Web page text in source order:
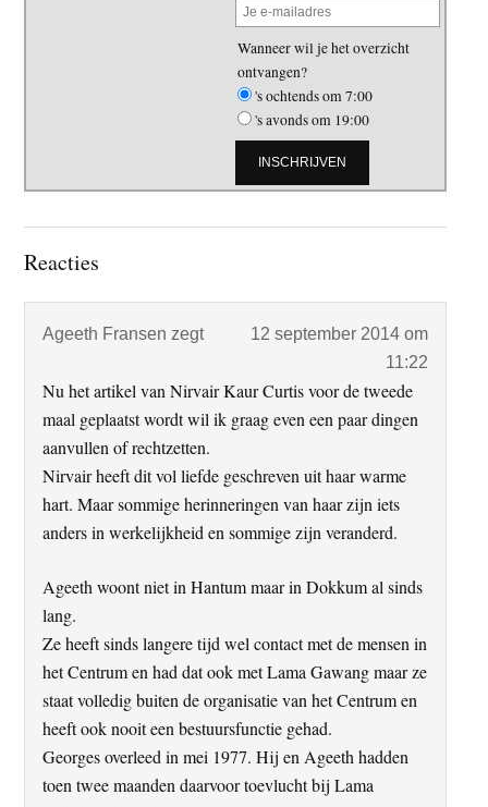
Wanneer wil je het overzicht
ontvangen?
's ochtends om 7:00
's avonds om 19:00
Lees
Reacties
Ageeth Fransen zegt
12 september 2014 om
11:22
Nu het artikel van Nirvair Kaur Curtis voor de tweede
maal geplaatst wordt wil ik graag even een paar dingen
aanvullen of rechtzetten.
Nirvair heeft dit vol liefde geschreven uit haar warme
hart. Maar sommige herinneringen van haar zijn iets
anders in werkelijkheid en sommige zijn veranderd.
Ageeth woont niet in Hantum maar in Dokkum al sinds
lang.
Ze heeft sinds langere tijd wel contact met de mensen in
het Centrum en had dat ook met Lama Gawang maar ze
staat volledig buiten de organisatie van het Centrum en
heeft ook nooit een bestuursfunctie gehad.
Georges overleed in mei 1977. Hij en Ageeth hadden
toen twee maanden daarvoor toevlucht bij Lama